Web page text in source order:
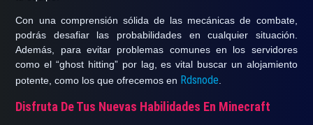
Con una comprensión sólida de las mecánicas de combate,
podrás desafiar las probabilidades en cualquier situación.
Además, para evitar problemas comunes en los servidores
como el “ghost hitting” por lag, es vital buscar un alojamiento
potente, como los que ofrecemos en Rdsnode.
Disfruta De Tus Nuevas Habilidades En Minecraft